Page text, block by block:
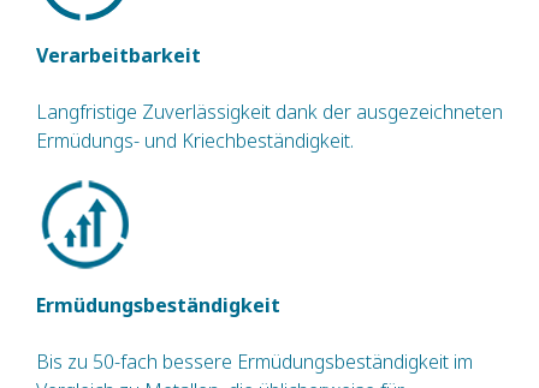
Verarbeitbarkeit
Langfristige Zuverlässigkeit dank der ausgezeichneten
Ermüdungs- und Kriechbeständigkeit.
Ermüdungsbeständigkeit
Bis zu 50-fach bessere Ermüdungsbeständigkeit im